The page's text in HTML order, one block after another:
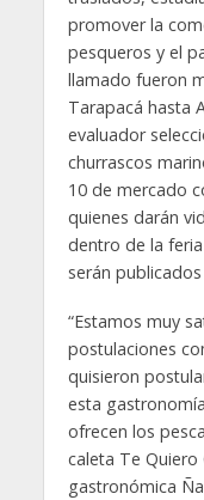
promover la
pesqueros y el
llamado fueron
Tarapacá hasta
evaluador
churrascos
10 de mercado
quienes darán
dentro de la
serán
“Estamos muy
postulaciones
quisieron
esta
ofrecen los
caleta Te Quiero
gastronómica